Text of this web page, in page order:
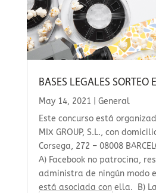
BASES LEGALES SORTEO
May 14, 2021
General
Este concurso está
MIX GROUP, S.L., con
Corsega, 272 – 08008
A) Facebook no patrocina,
administra de ningún modo
está asociada con ella. B)